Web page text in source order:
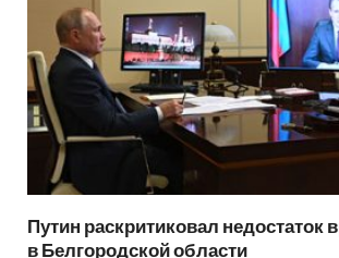
Путин раскритиковал недостаток
в Белгородской области